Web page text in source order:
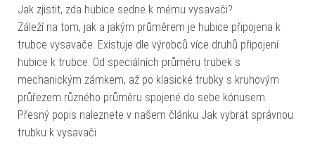
Jak zjistit, zda hubice sedne k mému vysavači?
Záleží na tom, jak a jakým průměrem je hubice připojena k
trubce vysavače. Existuje dle výrobců více druhů připojení
hubice k trubce. Od speciálních průměru trubek s
mechanickým zámkem, až po klasické trubky s kruhovým
průřezem různého průměru spojené do sebe kónusem.
Přesný popis naleznete v našem článku Jak vybrat správnou
trubku k vysavači